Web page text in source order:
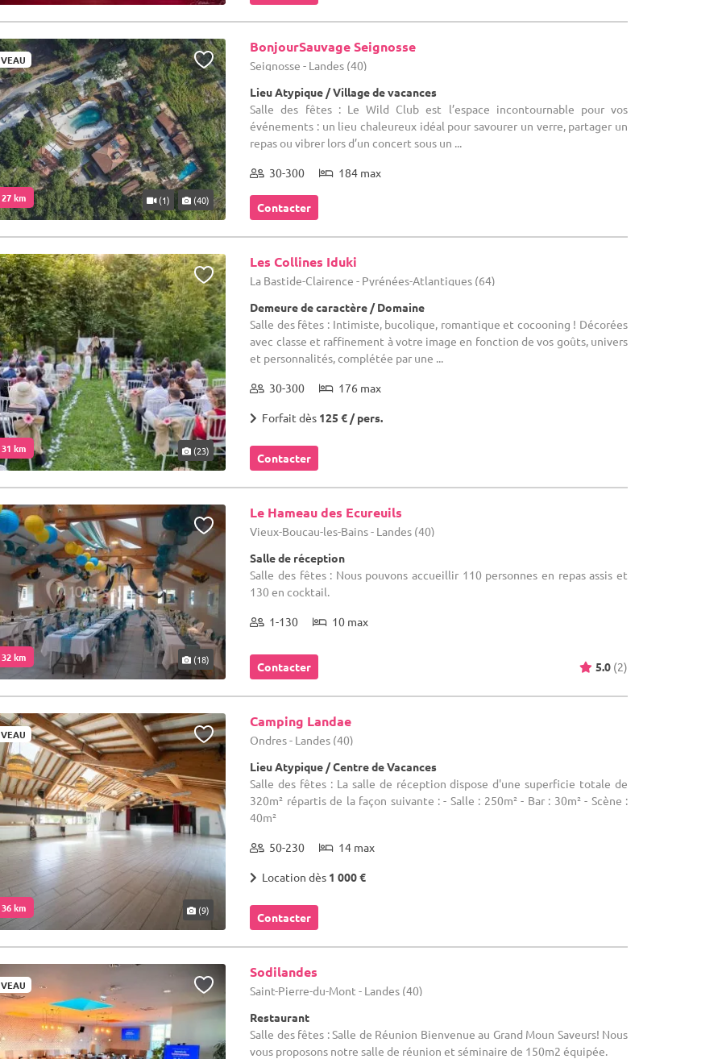
km (1) (40)
BonjourSauvage Seignosse
Seignosse - Landes (40)
Lieu Atypique / Village de vacances
Salle des fêtes : Le Wild Club est l’espace incontournable pour vos
événements : un lieu chaleureux idéal pour savourer un verre, partager un
repas ou vibrer lors d’un concert sous un ...
30-300 184 max
Contacter
km (23)
Les Collines Iduki
La Bastide-Clairence - Pyrénées-Atlantiques (64)
Demeure de caractère / Domaine
Salle des fêtes : Intimiste, bucolique, romantique et cocooning ! Décorées
avec classe et raffinement à votre image en fonction de vos goûts, univers
et personnalités, complétée par une ...
30-300 176 max
Forfait dès 125 € / pers.
Contacter
km (18)
Le Hameau des Ecureuils
Vieux-Boucau-les-Bains - Landes (40)
Salle de réception
Salle des fêtes : Nous pouvons accueillir 110 personnes en repas assis et
130 en cocktail.
1-130 10 max
Contacter 5.0 (2)
km (9)
Camping Landae
Ondres - Landes (40)
Lieu Atypique / Centre de Vacances
Salle des fêtes : La salle de réception dispose d'une superficie totale de
320m² répartis de la façon suivante : - Salle : 250m² - Bar : 30m² - Scène :
40m²
50-230 14 max
Location dès 1 000 €
Contacter
Sodilandes
Saint-Pierre-du-Mont - Landes (40)
Restaurant
Salle des fêtes : Salle de Réunion Bienvenue au Grand Moun Saveurs! Nous
vous proposons notre salle de réunion et séminaire de 150m2 équipée.